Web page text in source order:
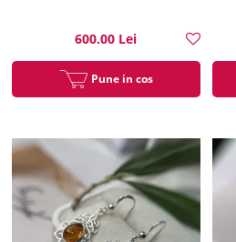
600.00 Lei
Pune in cos